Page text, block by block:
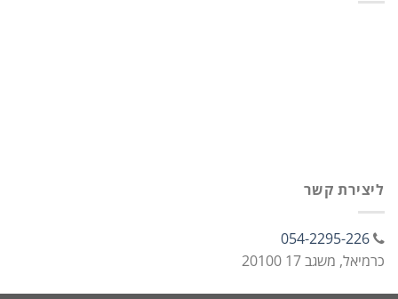
ליצירת קשר
054-2295-226
כרמיאל, משגב 17 20100